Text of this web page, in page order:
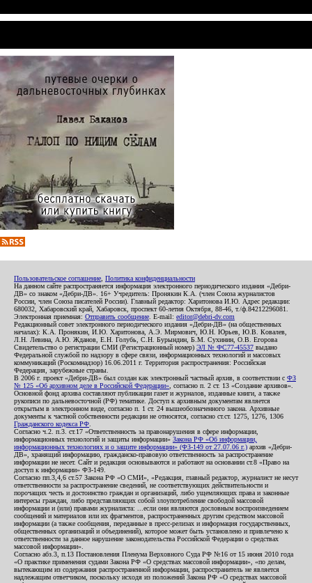
Пользовательское соглашение Политика конфиденциальности
На данном сайте распространяется информация электронного периодического издания «Дебри-
ДВ» со знаком «Дебри-ДВ». 16+ Учредитель: Пронякин К.А. (член Союза журналистов
России, член Союза писателей России). Главный редактор: Харитонова И.Ю. Адрес редакции:
680032, Хабаровский край, Хабаровск, проспект 60-летия Октября, 88-46, т./ф.84212296081.
Электронная приемная: Отправить сообщение . E-mail: editor@debri-dv.com
Редакционный совет электронного периодического издания «Дебри-ДВ» (на общественных
началах): К.А. Пронякин, И.Ю. Харитонова, А.Э. Мирмович, Ю.Н. Юрьев, Ю.В. Ковалев,
Л.Н. Левина, А.Ю. Жданов, Е.Н. Голубь, С.Н. Бурындин, Б.М. Сухинин, О.В. Егорова
Свидетельство о регистрации СМИ (Регистрационный номер) ЭЛ № ФС77-45537 выдано
Федеральной службой по надзору в сфере связи, информационных технологий и массовых
коммуникаций (Роскомнадзор) 16.06.2011 г. Территория распространения: Российская
Федерация, зарубежные страны.
В 2006 г. проект «Дебри-ДВ» был создан как электронный частный архив, в соответствии с ФЗ
№ 125 «Об архивном деле в Российской Федерации» , согласно п. 2 ст. 13 «Создание архивов».
Основной фонд архива составляют публикации газет и журналов, изданные книги, а также
рукописи по дальневосточной (РФ) тематике. Доступ к архивным документам является
открытым в электронном виде, согласно п. 1 ст. 24 вышеобозначенного закона. Архивные
документы к частной собственности редакции не относятся, согласно ст.ст. 1275, 1276, 1306
Гражданского кодекса РФ
Согласно ч.2. п.3. ст.17 «Ответственность за правонарушения в сфере информации,
информационных технологий и защиты информации» Закона РФ «Об информации,
информационных технологиях и о защите информации» (ФЗ-149 от 27.07.06 г.) архив «Дебри-
ДВ», хранящий информацию, гражданско-правовую ответственность за распространение
информации не несет. Сайт и редакция основываются и работают на основании ст.8 «Право на
доступ к информации» ФЗ-149.
Согласно пп.3,4,6 ст.57 Закона РФ «О СМИ», «Редакция, главный редактор, журналист не несут
ответственности за распространение сведений, не соответствующих действительности и
порочащих честь и достоинство граждан и организаций, либо ущемляющих права и законные
интересы граждан, либо представляющих собой злоупотребление свободой массовой
информации и (или) правами журналиста: ...если они являются дословным воспроизведением
сообщений и материалов или их фрагментов, распространенных другим средством массовой
информации (а также сообщения, переданные в пресс-релизах и информация государственных,
общественных организаций и объединений), которое может быть установлено и привлечено к
ответственности за данное нарушение законодательства Российской Федерации о средствах
массовой информации».
Согласно абз.3, п.13 Постановления Пленума Верховного Суда РФ №16 от 15 июня 2010 года
«О практике применения судами Закона РФ «О средствах массовой информации», «по делам,
вытекающим из содержания распространенной информации, распространитель не является
надлежащим ответчиком, поскольку исходя из положений Закона РФ «О средствах массовой